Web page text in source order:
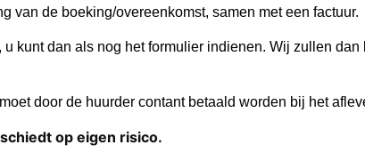
van de boeking/overeenkomst, samen met een factuur.
kunt dan als nog het formulier indienen. Wij zullen
door de huurder contant betaald worden bij het
op eigen risico.